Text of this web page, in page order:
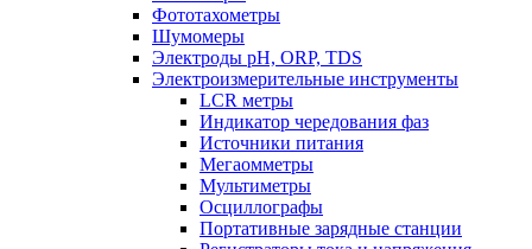
Фототахометры
Шумомеры
Электроды pH, ORP, TDS
Электроизмерительные инструменты
LCR метры
Индикатор чередования фаз
Источники питания
Мегаомметры
Мультиметры
Осциллографы
Портативные зарядные станции